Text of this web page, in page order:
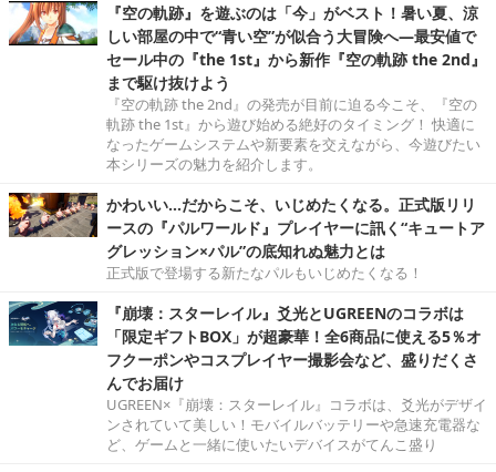
『空の軌跡』を遊ぶのは「今」がベスト！暑い夏、涼
しい部屋の中で“青い空”が似合う大冒険へ―最安値で
セール中の『the 1st』から新作『空の軌跡 the 2nd』
まで駆け抜けよう
『空の軌跡 the 2nd』の発売が目前に迫る今こそ、『空の
軌跡 the 1st』から遊び始める絶好のタイミング！ 快適に
なったゲームシステムや新要素を交えながら、今遊びたい
本シリーズの魅力を紹介します。
かわいい…だからこそ、いじめたくなる。正式版リリ
ースの『パルワールド』プレイヤーに訊く“キュートア
グレッション×パル”の底知れぬ魅力とは
正式版で登場する新たなパルもいじめたくなる！
『崩壊：スターレイル』爻光とUGREENのコラボは
「限定ギフトBOX」が超豪華！全6商品に使える5％オ
フクーポンやコスプレイヤー撮影会など、盛りだくさ
んでお届け
UGREEN×『崩壊：スターレイル』コラボは、爻光がデザイ
ンされていて美しい！モバイルバッテリーや急速充電器な
ど、ゲームと一緒に使いたいデバイスがてんこ盛り